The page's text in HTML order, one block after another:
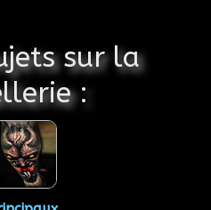
sur la
: